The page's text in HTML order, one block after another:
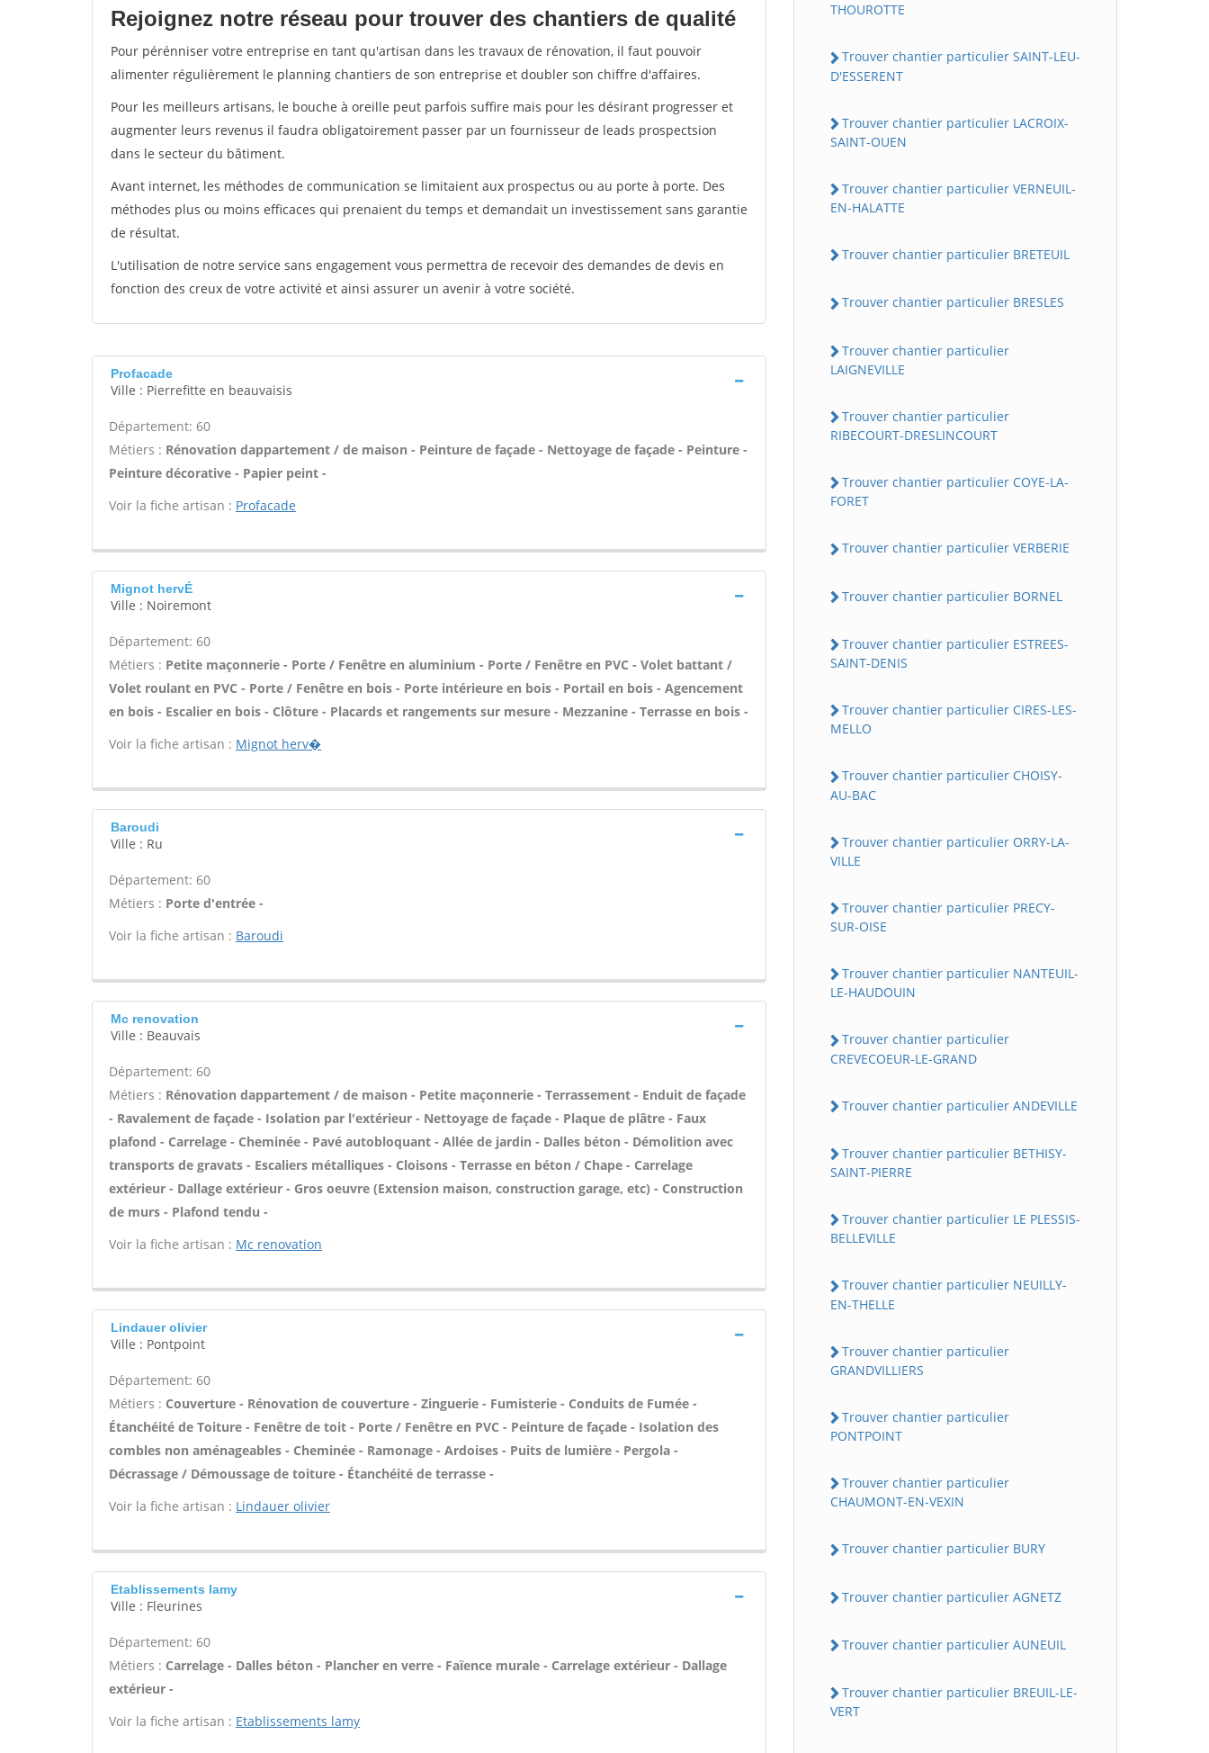
Rejoignez notre réseau pour trouver des chantiers de qualité
Pour pérénniser votre entreprise en tant qu'artisan dans les travaux de rénovation, il faut pouvoir
alimenter régulièrement le planning chantiers de son entreprise et doubler son chiffre d'affaires.
Pour les meilleurs artisans, le bouche à oreille peut parfois suffire mais pour les désirant progresser et
augmenter leurs revenus il faudra obligatoirement passer par un fournisseur de leads prospectsion
dans le secteur du bâtiment.
Avant internet, les méthodes de communication se limitaient aux prospectus ou au porte à porte. Des
méthodes plus ou moins efficaces qui prenaient du temps et demandait un investissement sans garantie
de résultat.
L'utilisation de notre service sans engagement vous permettra de recevoir des demandes de devis en
fonction des creux de votre activité et ainsi assurer un avenir à votre société.
Profacade
Ville : Pierrefitte en beauvaisis
Département: 60
Métiers : Rénovation dappartement / de maison - Peinture de façade - Nettoyage de façade - Peinture -
Peinture décorative - Papier peint -
Voir la fiche artisan : Profacade
Mignot hervÉ
Ville : Noiremont
Département: 60
Métiers : Petite maçonnerie - Porte / Fenêtre en aluminium - Porte / Fenêtre en PVC - Volet battant /
Volet roulant en PVC - Porte / Fenêtre en bois - Porte intérieure en bois - Portail en bois - Agencement
en bois - Escalier en bois - Clôture - Placards et rangements sur mesure - Mezzanine - Terrasse en bois -
Voir la fiche artisan : Mignot herv�
Baroudi
Ville : Ru
Département: 60
Métiers : Porte d'entrée -
Voir la fiche artisan : Baroudi
Mc renovation
Ville : Beauvais
Département: 60
Métiers : Rénovation dappartement / de maison - Petite maçonnerie - Terrassement - Enduit de façade
- Ravalement de façade - Isolation par l'extérieur - Nettoyage de façade - Plaque de plâtre - Faux
plafond - Carrelage - Cheminée - Pavé autobloquant - Allée de jardin - Dalles béton - Démolition avec
transports de gravats - Escaliers métalliques - Cloisons - Terrasse en béton / Chape - Carrelage
extérieur - Dallage extérieur - Gros oeuvre (Extension maison, construction garage, etc) - Construction
de murs - Plafond tendu -
Voir la fiche artisan : Mc renovation
Lindauer olivier
Ville : Pontpoint
Département: 60
Métiers : Couverture - Rénovation de couverture - Zinguerie - Fumisterie - Conduits de Fumée -
Étanchéité de Toiture - Fenêtre de toit - Porte / Fenêtre en PVC - Peinture de façade - Isolation des
combles non aménageables - Cheminée - Ramonage - Ardoises - Puits de lumière - Pergola -
Décrassage / Démoussage de toiture - Étanchéité de terrasse -
Voir la fiche artisan : Lindauer olivier
Etablissements lamy
Ville : Fleurines
Département: 60
Métiers : Carrelage - Dalles béton - Plancher en verre - Faïence murale - Carrelage extérieur - Dallage
extérieur -
Voir la fiche artisan : Etablissements lamy
THOUROTTE
Trouver chantier particulier SAINT-LEU-
D'ESSERENT
Trouver chantier particulier LACROIX-
SAINT-OUEN
Trouver chantier particulier VERNEUIL-
EN-HALATTE
Trouver chantier particulier BRETEUIL
Trouver chantier particulier BRESLES
Trouver chantier particulier
LAIGNEVILLE
Trouver chantier particulier
RIBECOURT-DRESLINCOURT
Trouver chantier particulier COYE-LA-
FORET
Trouver chantier particulier VERBERIE
Trouver chantier particulier BORNEL
Trouver chantier particulier ESTREES-
SAINT-DENIS
Trouver chantier particulier CIRES-LES-
MELLO
Trouver chantier particulier CHOISY-
AU-BAC
Trouver chantier particulier ORRY-LA-
VILLE
Trouver chantier particulier PRECY-
SUR-OISE
Trouver chantier particulier NANTEUIL-
LE-HAUDOUIN
Trouver chantier particulier
CREVECOEUR-LE-GRAND
Trouver chantier particulier ANDEVILLE
Trouver chantier particulier BETHISY-
SAINT-PIERRE
Trouver chantier particulier LE PLESSIS-
BELLEVILLE
Trouver chantier particulier NEUILLY-
EN-THELLE
Trouver chantier particulier
GRANDVILLIERS
Trouver chantier particulier
PONTPOINT
Trouver chantier particulier
CHAUMONT-EN-VEXIN
Trouver chantier particulier BURY
Trouver chantier particulier AGNETZ
Trouver chantier particulier AUNEUIL
Trouver chantier particulier BREUIL-LE-
VERT